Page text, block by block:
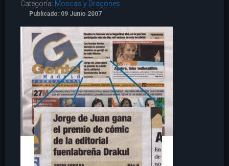
Categoría: Moscas y Dragones
Publicado: 09 Junio 2007